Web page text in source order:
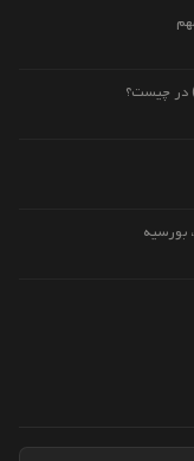
در چیست؟
بورسیه